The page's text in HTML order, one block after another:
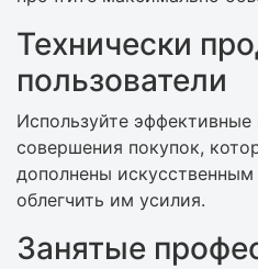
Технически
пользователи
Используйте
совершения покупок,
дополнены
облегчить им усилия.
Занятые